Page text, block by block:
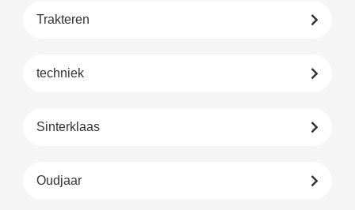
Trakteren
techniek
Sinterklaas
Oudjaar